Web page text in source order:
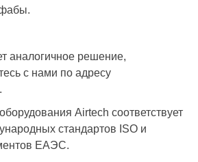
аналогичное решение,
с нами по адресу
.
Airtech соответствует
стандартов ISO и
ЕАЭС.